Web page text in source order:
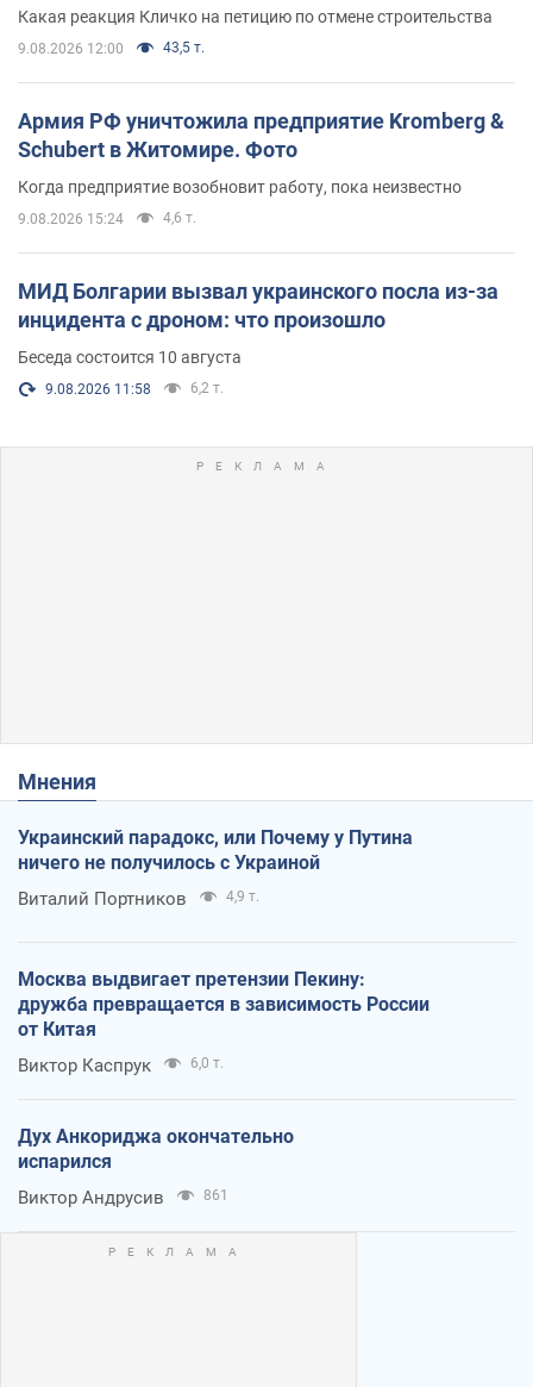
Какая реакция Кличко на петицию по отмене строительства
9.08.2026 12:00 43,5 т.
Армия РФ уничтожила предприятие Kromberg &
Schubert в Житомире. Фото
Когда предприятие возобновит работу, пока неизвестно
9.08.2026 15:24 4,6 т.
МИД Болгарии вызвал украинского посла из-за
инцидента с дроном: что произошло
Беседа состоится 10 августа
9.08.2026 11:58 6,2 т.
Мнения
Украинский парадокс, или Почему у Путина
ничего не получилось с Украиной
Виталий Портников 4,9 т.
Москва выдвигает претензии Пекину:
дружба превращается в зависимость России
от Китая
Виктор Каспрук 6,0 т.
Дух Анкориджа окончательно
испарился
Виктор Андрусив 861